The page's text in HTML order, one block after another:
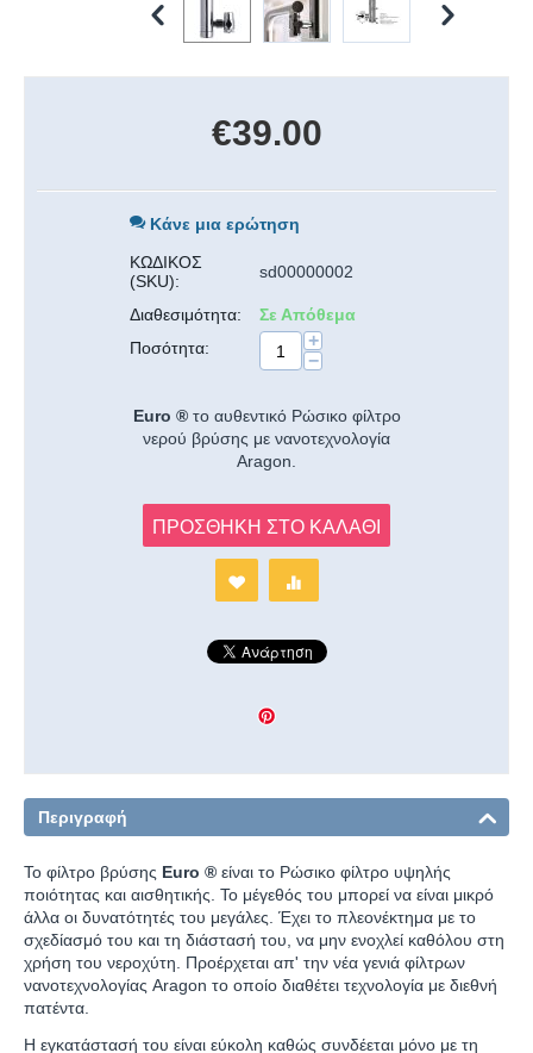
€39.00
Κάνε μια ερώτηση
ΚΩΔΙΚΟΣ
(SKU):
sd00000002
Διαθεσιμότητα:
Σε Απόθεμα
Ποσότητα:
+
−
Euro ® το αυθεντικό Ρώσικο φίλτρο
νερού βρύσης με νανοτεχνολογία
Aragon.
ΠΡΟΣΘΉΚΗ ΣΤΟ ΚΑΛΆΘΙ
Περιγραφή
Το φίλτρο βρύσης Euro ® είναι το Ρώσικο φίλτρο υψηλής
ποιότητας και αισθητικής. Το μέγεθός του μπορεί να είναι μικρό
άλλα οι δυνατότητές του μεγάλες. Έχει το πλεονέκτημα με το
σχεδίασμό του και τη διάστασή του, να μην ενοχλεί καθόλου στη
χρήση του νεροχύτη. Προέρχεται απ' την νέα γενιά φίλτρων
νανοτεχνολογίας Aragon το οποίο διαθέτει τεχνολογία με διεθνή
πατέντα.
Η εγκατάστασή του είναι εύκολη καθώς συνδέεται μόνο με τη